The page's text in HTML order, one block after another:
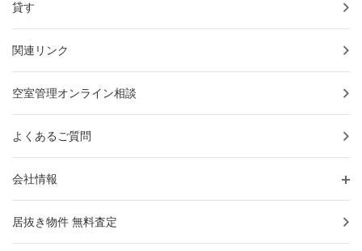
貸す
関連リンク
空室管理オンライン相談
よくあるご質問
会社情報
居抜き物件 無料査定